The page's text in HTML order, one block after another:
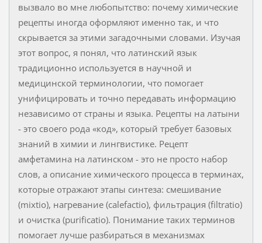
вызвало во мне любопытство: почему химические
рецепты иногда оформляют именно так, и что
скрывается за этими загадочными словами. Изучая
этот вопрос, я понял, что латинский язык
традиционно используется в научной и
медицинской терминологии, что помогает
унифицировать и точно передавать информацию
независимо от страны и языка. Рецепты на латыни
- это своего рода «код», который требует базовых
знаний в химии и лингвистике. Рецепт
амфетамина на латинском - это не просто набор
слов, а описание химического процесса в терминах,
которые отражают этапы синтеза: смешивание
(mixtio), нагревание (calefactio), фильтрация (filtratio)
и очистка (purificatio). Понимание таких терминов
помогает лучше разбираться в механизмах